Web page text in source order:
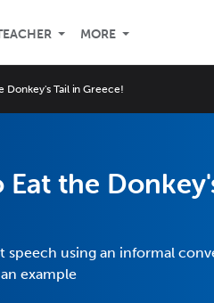
MORE
Donkey's Tail in Greece!
the
using an informal
example